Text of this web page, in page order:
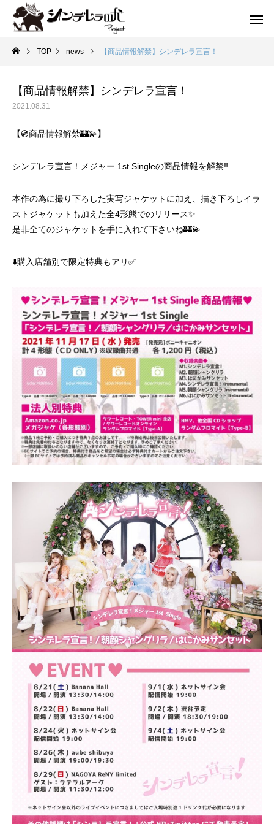
TOP news 【商品情報解禁】シンデレラ宣言！
【商品情報解禁】シンデレラ宣言！
2021.08.31
【💿商品情報解禁🏰💫】
シンデレラ宣言！メジャー 1st Singleの商品情報を解禁‼️
本作の為に撮り下ろした実写ジャケットに加え、描き下ろしイラ
ストジャケットも加えた全4形態でのリリース✨
是非全てのジャケットを手に入れて下さいね🏰💫
⬇️購入店舗別で限定特典もアリ✅